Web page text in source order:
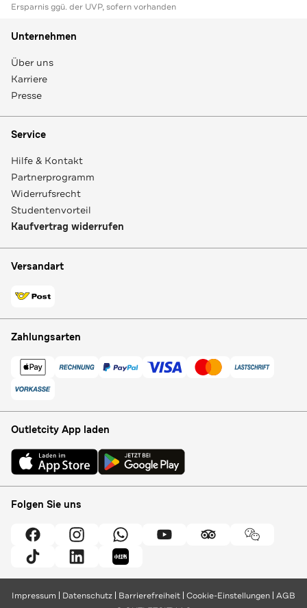
Ersparnis ggü. der UVP, sofern vorhanden
Unternehmen
Über uns
Karriere
Presse
Service
Hilfe & Kontakt
Partnerprogramm
Widerrufsrecht
Studentenvorteil
Kaufvertrag widerrufen
Versandart
Zahlungsarten
Outletcity App laden
Folgen Sie uns
Impressum Datenschutz Barrierefreiheit Cookie-Einstellungen AGB